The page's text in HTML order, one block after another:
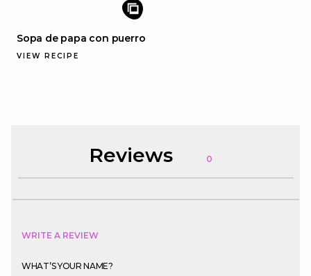
Sopa de papa con puerro
VIEW RECIPE
Reviews 0
WRITE A REVIEW
WHAT’S YOUR NAME?